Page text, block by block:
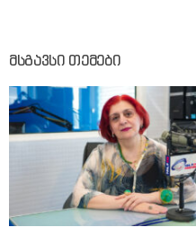
მსგავსი თემები